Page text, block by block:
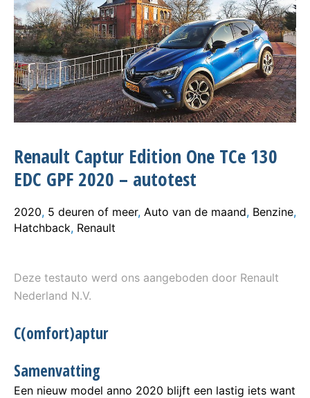
Renault Captur Edition One TCe 130
EDC GPF 2020 – autotest
2020, 5 deuren of meer, Auto van de maand, Benzine,
Hatchback, Renault
Deze testauto werd ons aangeboden door Renault
Nederland N.V.
C(omfort)aptur
Samenvatting
Een nieuw model anno 2020 blijft een lastig iets want